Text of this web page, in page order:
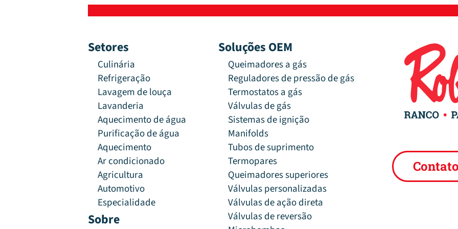
Setores
Culinária
Refrigeração
Lavagem de louça
Lavanderia
Aquecimento de água
Purificação de água
Aquecimento
Ar condicionado
Agricultura
Automotivo
Especialidade
Sobre
Soluções OEM
Queimadores a gás
Reguladores de pressão de gás
Termostatos a gás
Válvulas de gás
Sistemas de ignição
Manifolds
Tubos de suprimento
Termopares
Queimadores superiores
Válvulas personalizadas
Válvulas de ação direta
Válvulas de reversão